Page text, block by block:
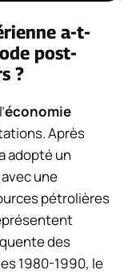
a-t-
post-
?
économie
Après
adopté un
avec une
pétrolières
des
1980-1990, le